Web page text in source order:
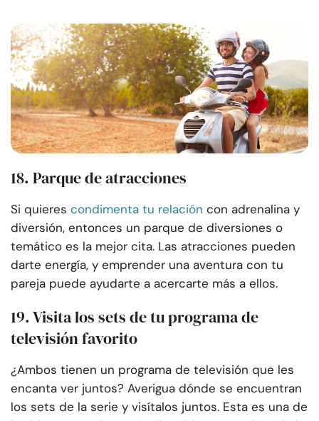
18. Parque de atracciones
Si quieres condimenta tu relación con adrenalina y
diversión, entonces un parque de diversiones o
temático es la mejor cita. Las atracciones pueden
darte energía, y emprender una aventura con tu
pareja puede ayudarte a acercarte más a ellos.
19. Visita los sets de tu programa de
televisión favorito
¿Ambos tienen un programa de televisión que les
encanta ver juntos? Averigua dónde se encuentran
los sets de la serie y visítalos juntos. Esta es una de